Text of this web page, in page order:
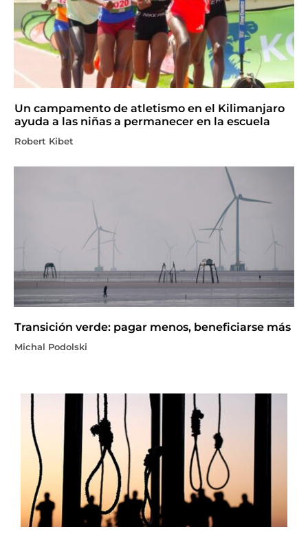
Un campamento de atletismo en el Kilimanjaro
ayuda a las niñas a permanecer en la escuela
Robert Kibet
Transición verde: pagar menos, beneficiarse más
Michal Podolski